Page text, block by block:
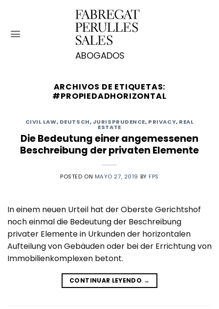
contenido
ARCHIVOS DE ETIQUETAS:
#PROPIEDADHORIZONTAL
CIVIL LAW, DEUTSCH,JURISPRUDENCE, PRIVACY, REAL
ESTATE
Die Bedeutung einer angemessenen
Beschreibung der privaten Elemente
POSTED ON MAYO 27, 2019 BY FPS
In einem neuen Urteil hat der Oberste Gerichtshof
noch einmal die Bedeutung der Beschreibung
privater Elemente in Urkunden der horizontalen
Aufteilung von Gebäuden oder bei der Errichtung von
Immobilienkomplexen betont.
CONTINUAR LEYENDO →